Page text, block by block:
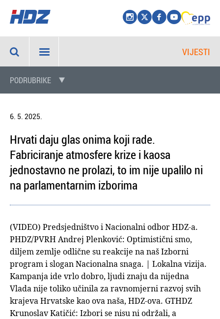
VIJESTI
PODRUBRIKE
6. 5. 2025.
Hrvati daju glas onima koji rade.
Fabriciranje atmosfere krize i kaosa
jednostavno ne prolazi, to im nije upalilo ni
na parlamentarnim izborima
(VIDEO) Predsjedništvo i Nacionalni odbor HDZ-a.
PHDZ/PVRH Andrej Plenković: Optimistični smo,
diljem zemlje odlične su reakcije na naš Izborni
program i slogan Nacionalna snaga. | Lokalna vizija.
Kampanja ide vrlo dobro, ljudi znaju da nijedna
Vlada nije toliko učinila za ravnomjerni razvoj svih
krajeva Hrvatske kao ova naša, HDZ-ova. GTHDZ
Krunoslav Katičić: Izbori se nisu ni održali, a